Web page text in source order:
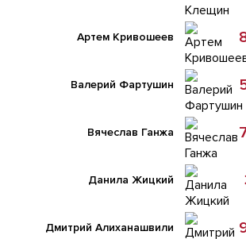
Артем Кривошеев
Валерий Фартушин
Вячеслав Ганжа
Данила Жицкий
Дмитрий Алиханашвили